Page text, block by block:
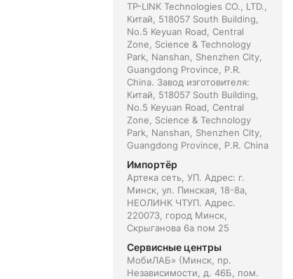
TP-LINK Technologies CO., LTD.,
Китай, 518057 South Building,
No.5 Keyuan Road, Central
Zone, Science & Technology
Park, Nanshan, Shenzhen City,
Guangdong Province, P.R.
China. Завод изготовителя:
Китай, 518057 South Building,
No.5 Keyuan Road, Central
Zone, Science & Technology
Park, Nanshan, Shenzhen City,
Guangdong Province, P.R. China
Импортёр
Артека сеть, УП. Адрес: г.
Минск, ул. Пинская, 18-8а,
НЕОЛИНК ЧТУП. Адрес.
220073, город Минск,
Скрыганова 6а пом 25
Сервисные центры
МобиЛАБ» (Минск, пр.
Независимости, д. 46Б, пом.